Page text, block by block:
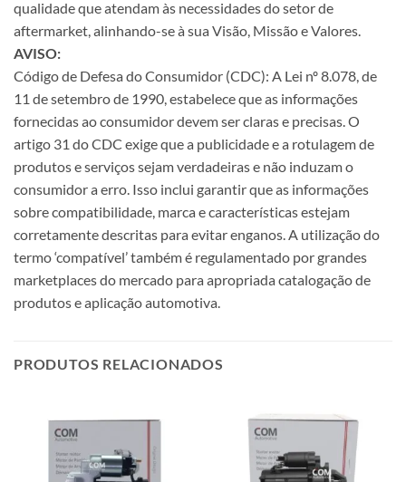
qualidade que atendam às necessidades do setor de
aftermarket, alinhando-se à sua Visão, Missão e Valores.
AVISO:
Código de Defesa do Consumidor (CDC): A Lei nº 8.078, de
11 de setembro de 1990, estabelece que as informações
fornecidas ao consumidor devem ser claras e precisas. O
artigo 31 do CDC exige que a publicidade e a rotulagem de
produtos e serviços sejam verdadeiras e não induzam o
consumidor a erro. Isso inclui garantir que as informações
sobre compatibilidade, marca e características estejam
corretamente descritas para evitar enganos. A utilização do
termo ‘compatível’ também é regulamentado por grandes
marketplaces do mercado para apropriada catalogação de
produtos e aplicação automotiva.
PRODUTOS RELACIONADOS